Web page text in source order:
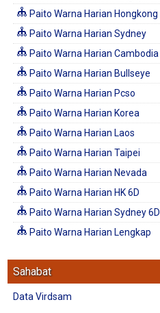
Paito Warna Harian Hongkong
Paito Warna Harian Sydney
Paito Warna Harian Cambodia
Paito Warna Harian Bullseye
Paito Warna Harian Pcso
Paito Warna Harian Korea
Paito Warna Harian Laos
Paito Warna Harian Taipei
Paito Warna Harian Nevada
Paito Warna Harian HK 6D
Paito Warna Harian Sydney 6D
Paito Warna Harian Lengkap
Sahabat
Data Virdsam